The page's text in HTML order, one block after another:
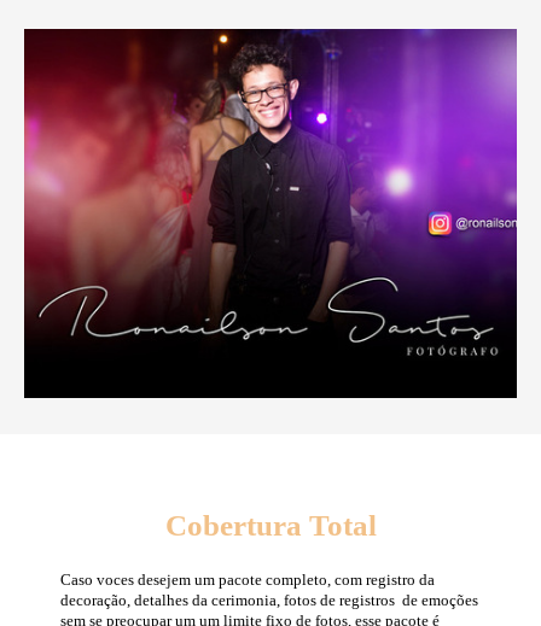
Cobertura Total
Caso voces desejem um pacote completo, com registro da
decoração, detalhes da cerimonia, fotos de registros de emoções
sem se preocupar um um limite fixo de fotos, esse pacote é